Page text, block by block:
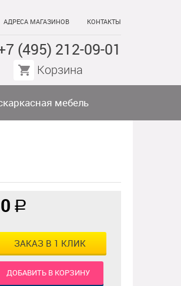
АДРЕСА МАГАЗИНОВ КОНТАКТЫ
(495) 212-09-01
Корзина
мебель
0 a
ЗАКАЗ В 1 КЛИК
ДОБАВИТЬ В КОРЗИНУ